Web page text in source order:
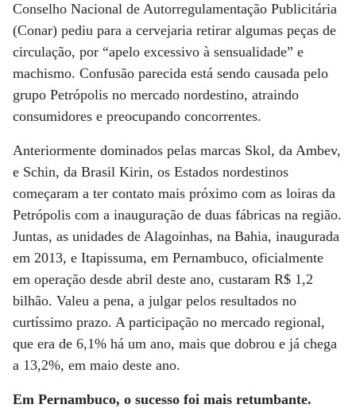
Conselho Nacional de Autorregu­lamentação Publicitária
(Conar) pediu para a cervejaria retirar algumas peças de
circulação, por “apelo excessivo à sensualidade” e
machismo. Confusão parecida está sendo causada pelo
grupo Petrópolis no mercado nordestino, atraindo
consumidores e preocupando concorrentes.
Anteriormente dominados pelas marcas Skol, da Ambev,
e Schin, da Brasil Kirin, os Estados nordestinos
começaram a ter contato mais próximo com as loiras da
Petrópolis com a inauguração de duas fábricas na região.
Juntas, as unidades de Alagoinhas, na Bahia, inaugurada
em 2013, e Itapissuma, em Pernambuco, oficialmente
em operação desde abril deste ano, custaram R$ 1,2
bilhão. Valeu a pena, a julgar pelos resultados no
curtíssimo prazo. A participação no mercado regional,
que era de 6,1% há um ano, mais que dobrou e já chega
a 13,2%, em maio deste ano.
Em Pernambuco, o sucesso foi mais retumbante.